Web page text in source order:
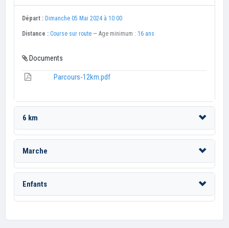
Départ : Dimanche 05 Mai 2024 à 10:00
Distance : Course sur route — Age minimum : 16 ans
Documents
Parcours-12km.pdf
6 km
Marche
Enfants